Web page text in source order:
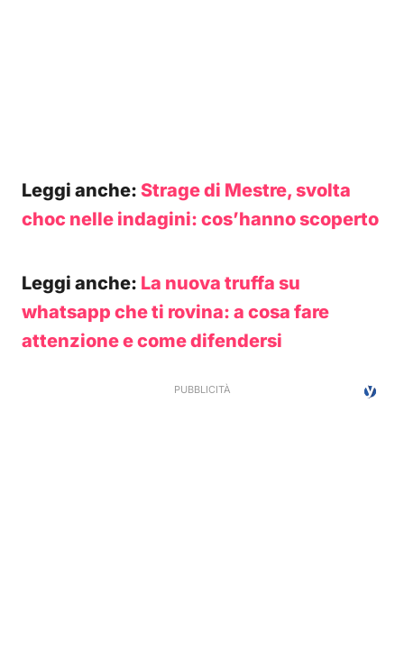
Leggi anche: Strage di Mestre, svolta
choc nelle indagini: cos’hanno scoperto
Leggi anche: La nuova truffa su
whatsapp che ti rovina: a cosa fare
attenzione e come difendersi